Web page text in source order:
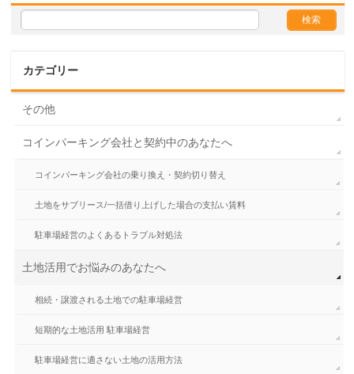
カテゴリー
その他
コインパーキング会社と契約中のあなたへ
コインパーキング会社の乗り換え・契約切り替え
土地をサブリース/一括借り上げした場合の支払い賃料
駐車場経営のよくあるトラブル対処法
土地活用でお悩みのあなたへ
相続・譲渡される土地での駐車場経営
短期的な土地活用 駐車場経営
駐車場経営に適さない土地の活用方法